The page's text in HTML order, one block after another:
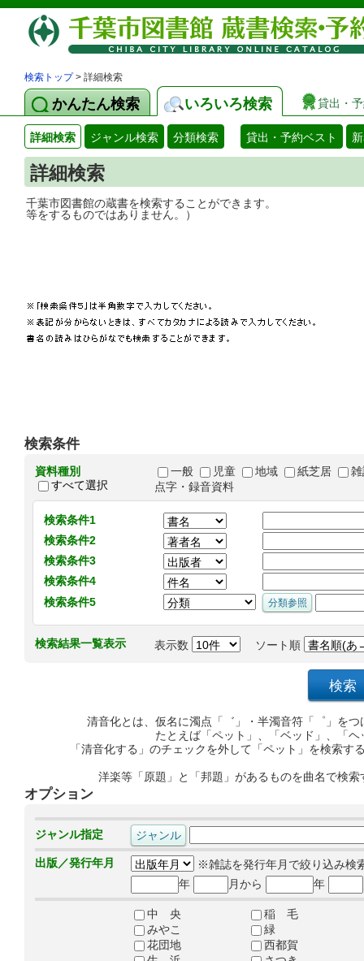
検索トップ> 詳細検索
かんたん検索 いろいろ検索 貸出・
詳細検索 ジャンル検索 分類検索 貸出・予約ベスト
詳細検索
千葉市図書館の蔵書を検索することがで
等をするものではありません。）
検索条件
資料種別
すべて選択
一般 児童 地域 紙芝居
点字・録音資料
検索条件1
検索条件2
検索条件3
検索条件4
検索条件5
検索結果一覧表示 表示数 ソート順
清音化とは、仮名に濁点「゛」・半濁音符「゜」を
たとえば「ペット」、「ベッド」、「
「清音化する」のチェックを外して「ペット」を検索
洋楽等「原題」と「邦題」があるものを曲名で検
オプション
ジャンル指定
出版／発行年月
※雑誌を発行年月で絞り込み検
年
月から 年
中 央
稲 毛
みやこ
緑
花団地
西都賀